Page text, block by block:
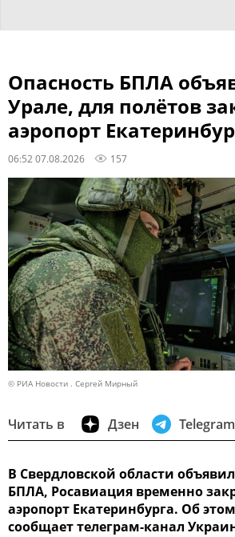
Опасность БПЛА
Урале, для полётов
аэропорт
06:52 07.08.2026 157
© РИА Новости . Сергей Мирный
Читать в Дзен Telegram
В Свердловской области
БПЛА, Росавиация временно
аэропорт Екатеринбурга. Об
сообщает телеграм-канал